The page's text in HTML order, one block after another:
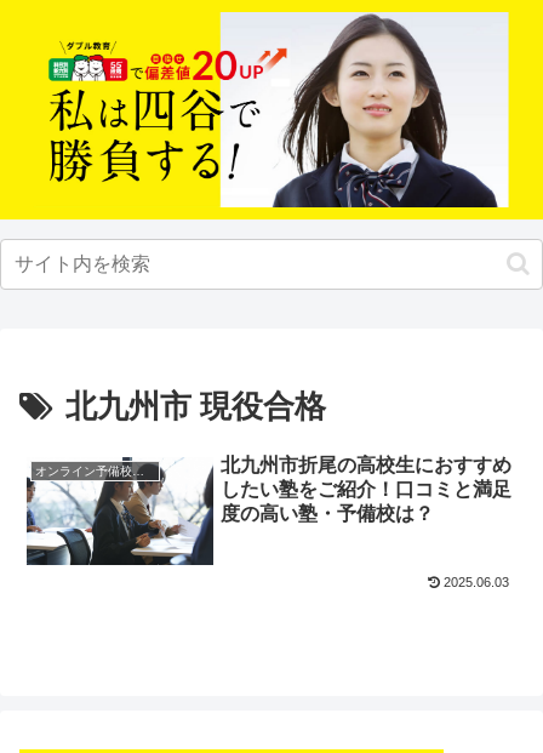
北九州市 現役合格
オンライン予備校・塾の活用法
北九州市折尾の高校生におすすめ
したい塾をご紹介！口コミと満足
度の高い塾・予備校は？
2025.06.03